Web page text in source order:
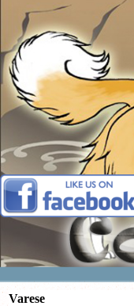
Vai ai contenuti
Varese